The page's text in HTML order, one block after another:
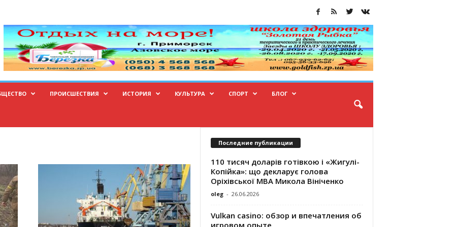
ПРОИСШЕСТВИЯ ИСТОРИЯ КУЛЬТУРА СПОРТ БЛОГ
Последние публикации
110 тисяч доларів готівкою і «Жигулі-
Копійка»: що декларує голова
Оріхівської МВА Микола Вініченко
oleg - 26.06.2026
Vulkan casino: обзор и впечатления об
игровом опыте